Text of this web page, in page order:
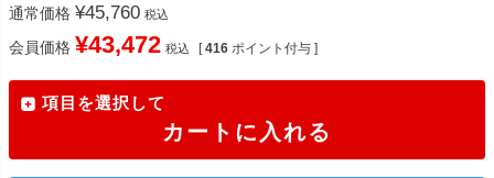
通常価格 ¥45,760 税込
会員価格 ¥43,472 税込 [ 416 ポイント付与 ]
項目を選択して
カートに入れる